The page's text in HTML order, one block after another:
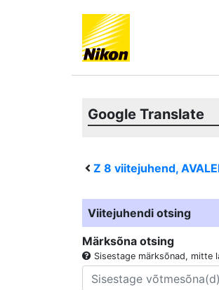
Google Translate
Z 8 viitejuhend,
Viitejuhendi otsing
Märksõna otsing
Sisestage märksõnad, mitte